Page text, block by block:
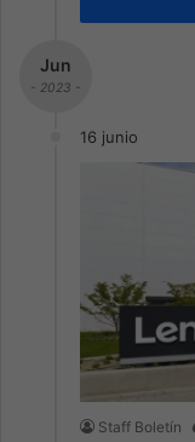
Jun
- 2023 -
16 junio
Staff Boletín